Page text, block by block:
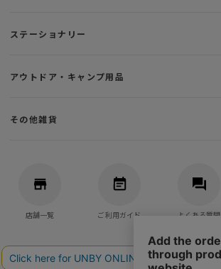
ステーショナリー
アウトドア・キャンプ用品
その他雑貨
店舗一覧 ご利用ガイド よくある質問